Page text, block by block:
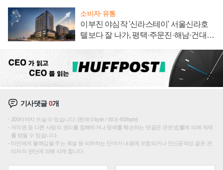
소비자·유통
이부진 야심작 '신라스테이' 서울신라호
텔보다 잘 나가, 평택·주문진·해남·건대로
기사댓글0개
200자까지 쓰실 수 있습니다. (현재 0 byte / 최대 400byte)
저작권 등 다른 사람의 권리를 침해하거나 명예를 훼손하는 댓글은 관련 법률에 의해 제재
를 받을 수 있습니다.
타인에게 불쾌감을 주는 욕설 등 비하하는 단어가 내용에 포함되거나 인신공격성 글은 관
리자의 판단에 의해 삭제 합니다.